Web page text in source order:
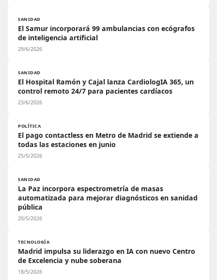
SANIDAD
El Samur incorporará 99 ambulancias con ecógrafos
de inteligencia artificial
29/6/2026
SANIDAD
El Hospital Ramón y Cajal lanza CardiologIA 365, un
control remoto 24/7 para pacientes cardíacos
23/6/2026
POLÍTICA
El pago contactless en Metro de Madrid se extiende a
todas las estaciones en junio
25/5/2026
SANIDAD
La Paz incorpora espectrometría de masas
automatizada para mejorar diagnósticos en sanidad
pública
20/5/2026
TECNOLOGÍA
Madrid impulsa su liderazgo en IA con nuevo Centro
de Excelencia y nube soberana
18/5/2026